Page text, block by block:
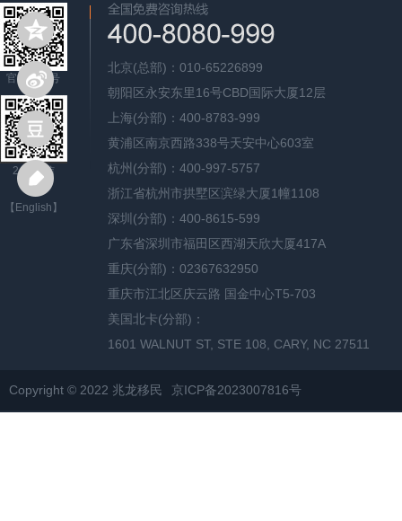
官方公众号
24H微信
【English】
北京(总部)：010-65226899
朝阳区永安东里16号CBD国际大厦12层
上海(分部)：400-8783-999
黄浦区南京西路338号天安中心603室
杭州(分部)：400-997-5757
浙江省杭州市拱墅区滨绿大厦1幢1108
深圳(分部)：400-8615-599
广东省深圳市福田区西湖天欣大厦417A
重庆(分部)：02367632950
重庆市江北区庆云路 国金中心T5-703
美国北卡(分部)：
1601 WALNUT ST, STE 108, CARY, NC 27511
Copyright © 2022 兆龙移民 京ICP备2023007816号